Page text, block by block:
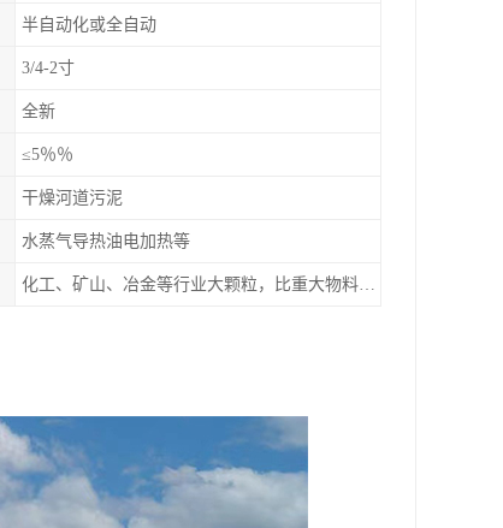
半自动化或全自动
3/4-2寸
全新
≤5％％
干燥河道污泥
水蒸气导热油电加热等
化工、矿山、冶金等行业大颗粒，比重大物料干燥，如：矿石、高炉矿渣、煤、金属粉末、磷肥、硫铵